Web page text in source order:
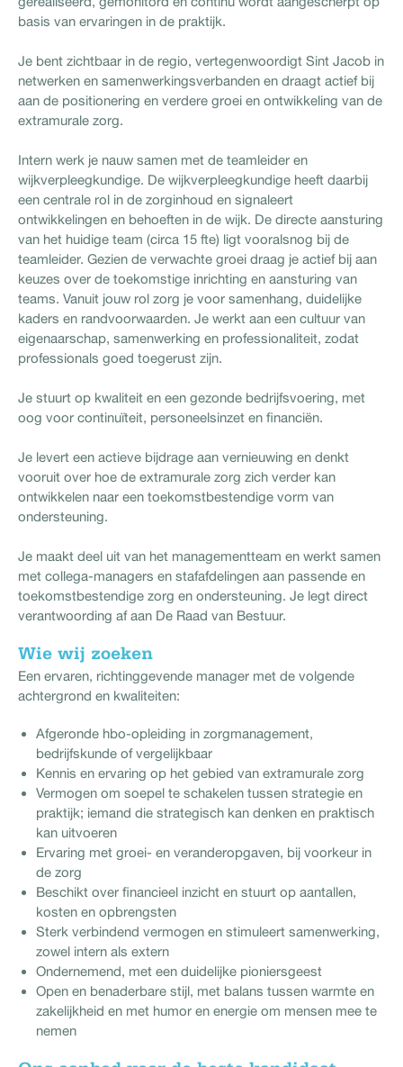
basis van ervaringen in de praktijk.
Je bent zichtbaar in de regio, vertegenwoordigt Sint Jacob in
netwerken en samenwerkingsverbanden en draagt actief bij
aan de positionering en verdere groei en ontwikkeling van de
extramurale zorg.
Intern werk je nauw samen met de teamleider en
wijkverpleegkundige. De wijkverpleegkundige heeft daarbij
een centrale rol in de zorginhoud en signaleert
ontwikkelingen en behoeften in de wijk. De directe aansturing
van het huidige team (circa 15 fte) ligt vooralsnog bij de
teamleider. Gezien de verwachte groei draag je actief bij aan
keuzes over de toekomstige inrichting en aansturing van
teams. Vanuit jouw rol zorg je voor samenhang, duidelijke
kaders en randvoorwaarden. Je werkt aan een cultuur van
eigenaarschap, samenwerking en professionaliteit, zodat
professionals goed toegerust zijn.
Je stuurt op kwaliteit en een gezonde bedrijfsvoering, met
oog voor continuïteit, personeelsinzet en financiën.
Je levert een actieve bijdrage aan vernieuwing en denkt
vooruit over hoe de extramurale zorg zich verder kan
ontwikkelen naar een toekomstbestendige vorm van
ondersteuning.
Je maakt deel uit van het managementteam en werkt samen
met collega-managers en stafafdelingen aan passende en
toekomstbestendige zorg en ondersteuning. Je legt direct
verantwoording af aan De Raad van Bestuur.
Wie wij zoeken
Een ervaren, richtinggevende manager met de volgende
achtergrond en kwaliteiten:
Afgeronde hbo-opleiding in zorgmanagement,
bedrijfskunde of vergelijkbaar
Kennis en ervaring op het gebied van extramurale zorg
Vermogen om soepel te schakelen tussen strategie en
praktijk; iemand die strategisch kan denken en praktisch
kan uitvoeren
Ervaring met groei- en veranderopgaven, bij voorkeur in
de zorg
Beschikt over financieel inzicht en stuurt op aantallen,
kosten en opbrengsten
Sterk verbindend vermogen en stimuleert samenwerking,
zowel intern als extern
Ondernemend, met een duidelijke pioniersgeest
Open en benaderbare stijl, met balans tussen warmte en
zakelijkheid en met humor en energie om mensen mee te
nemen